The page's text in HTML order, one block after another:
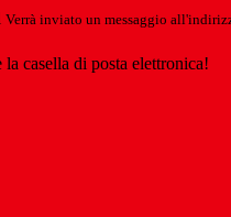
Verrà inviato un messaggio
casella di posta elettronica!